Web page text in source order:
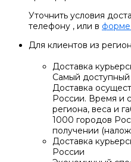
Уточнить условия
телефону , или в форме
Для клиентов из
Доставка
Самый
Доставка
России. Время и
региона, веса и
1000 городов
получении
Доставка
России